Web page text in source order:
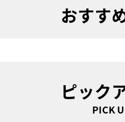
おすす
ピック
PICK